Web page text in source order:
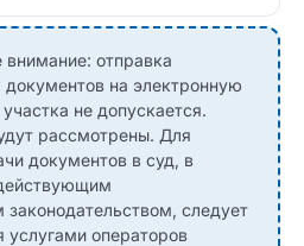
отправка
документов на электронную
не допускается.
рассмотрены. Для
документов в суд, в
следует
услугами операторов